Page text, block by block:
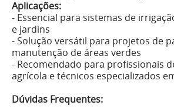
Aplicações:
- Essencial para sistemas de
e jardins
- Solução versátil para projetos de
manutenção de áreas verdes
- Recomendado para profissionais
agrícola e técnicos especializados
Dúvidas Frequentes: